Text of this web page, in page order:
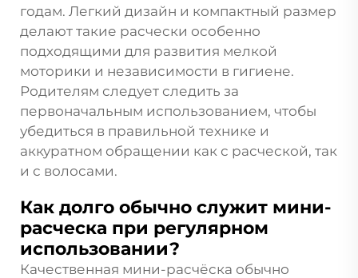
годам. Легкий дизайн и компактный размер
делают такие расчески особенно
подходящими для развития мелкой
моторики и независимости в гигиене.
Родителям следует следить за
первоначальным использованием, чтобы
убедиться в правильной технике и
аккуратном обращении как с расческой, так
и с волосами.
Как долго обычно служит мини-
расческа при регулярном
использовании?
Качественная мини-расчёска обычно